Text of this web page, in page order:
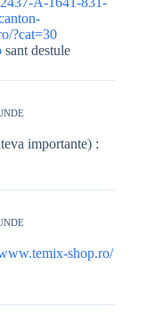
?cat=30
sant destule
importante) :
shop.ro/